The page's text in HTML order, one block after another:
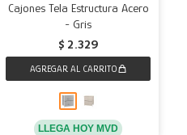
Cajones Tela Estructura Acero
- Gris
$ 2.329
LLEGA HOY MVD